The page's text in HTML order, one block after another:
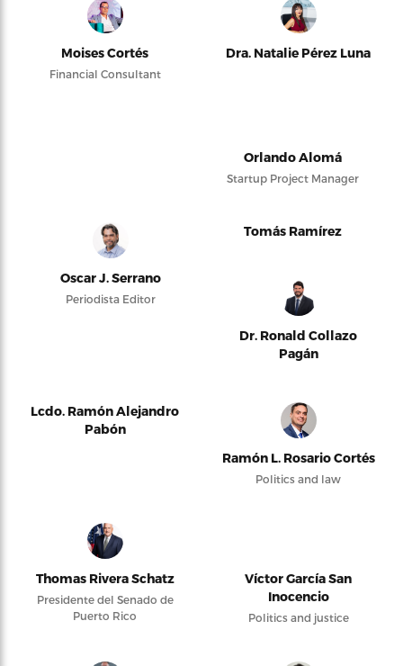
Moises Cortés
Financial Consultant
Dra. Natalie Pérez Luna
Orlando Alomá
Startup Project Manager
Oscar J. Serrano
Periodista Editor
Tomás Ramírez
Dr. Ronald Collazo
Pagán
Lcdo. Ramón Alejandro
Pabón
Ramón L. Rosario Cortés
Politics and law
Thomas Rivera Schatz
Presidente del Senado de
Puerto Rico
Víctor García San
Inocencio
Politics and justice